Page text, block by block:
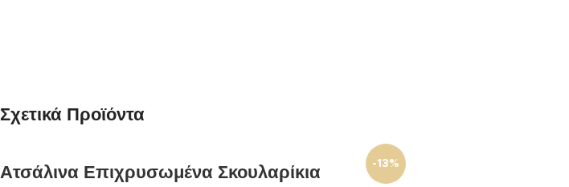
Σχετικά Προϊόντα
Ατσάλινα Επιχρυσωμένα Σκουλαρίκια
-13%